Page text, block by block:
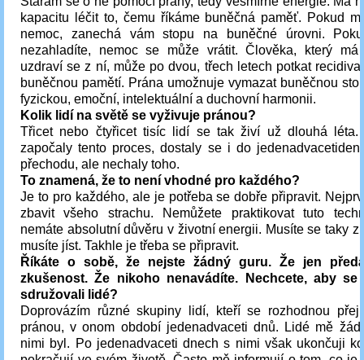
kapacitu léčit to, čemu říkáme buněčná paměť. Pokud
nemoc, zanechá vám stopu na buněčné úrovni.
nezahladíte, nemoc se může vrátit. Člověka, který
uzdraví se z ní, může po dvou, třech letech potkat
buněčnou pamětí. Prána umožnuje vymazat buněčnou
fyzickou, emoční, intelektuální a duchovní harmonii.
Kolik lidí na světě se vyživuje pránou?
Třicet nebo čtyřicet tisíc lidí se tak živí už dlouhá léta.
započaly tento proces, dostaly se i do
přechodu, ale nechaly toho.
To znamená, že to není vhodné pro každého?
Je to pro každého, ale je potřeba se dobře připravit.
zbavit všeho strachu. Nemůžete praktikovat tuto
nemáte absolutní důvěru v životní energii. Musíte se taky
musíte jíst. Takhle je třeba se připravit.
Říkáte o sobě, že nejste žádný guru. Že jen
zkušenost. Že nikoho nenavádíte. Nechcete, aby se
sdružovali lidé?
Doprovázím různé skupiny lidí, kteří se rozhodnou
pránou, v onom období jedenadvaceti dnů. Lidé mě
nimi byl. Po jedenadvaceti dnech s nimi však ukončuji